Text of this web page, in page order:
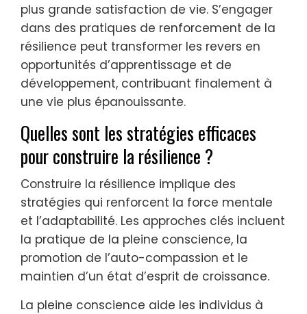
plus grande satisfaction de vie. S’engager
dans des pratiques de renforcement de la
résilience peut transformer les revers en
opportunités d’apprentissage et de
développement, contribuant finalement à
une vie plus épanouissante.
Quelles sont les stratégies efficaces
pour construire la résilience ?
Construire la résilience implique des
stratégies qui renforcent la force mentale
et l’adaptabilité. Les approches clés incluent
la pratique de la pleine conscience, la
promotion de l’auto-compassion et le
maintien d’un état d’esprit de croissance.
La pleine conscience aide les individus à